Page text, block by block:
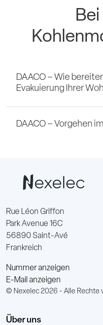
DAACO – Wie
Evakuierung Ihrer
DAACO – Vorgehen
Rue Léon Griffon
Park Avenue 16C
56890 Saint-Avé
Frankreich
Nummer anzeigen
E-Mail anzeigen
© Nexelec 2026 - Alle Rechte
Über uns